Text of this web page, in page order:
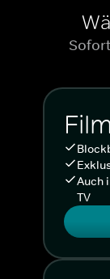
Auch
TV